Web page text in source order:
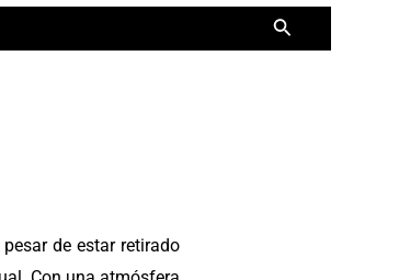
Buscar
de estar retirado